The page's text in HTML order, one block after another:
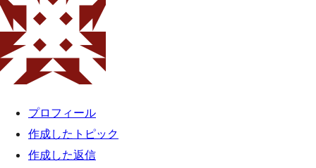
プ
ン
ツ
へ
ス
プロフィール
作成したトピック
作成した返信